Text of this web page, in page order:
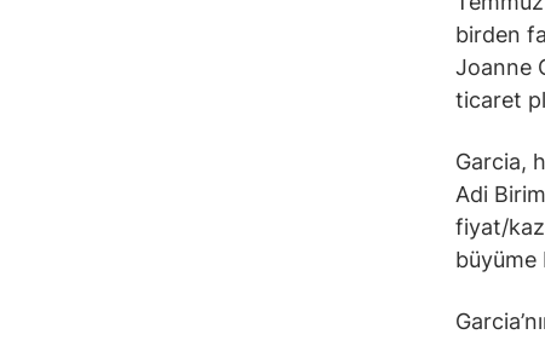
birden
Joanne
ticaret
Garcia,
Adi
fiyat/
büyüme